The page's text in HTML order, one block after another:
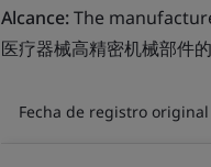
Alcance:The
医疗器械高精密机械部件的
Fecha de registro original